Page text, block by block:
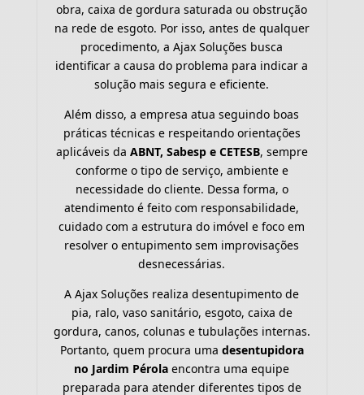
obra, caixa de gordura saturada ou obstrução
na rede de esgoto. Por isso, antes de qualquer
procedimento, a Ajax Soluções busca
identificar a causa do problema para indicar a
solução mais segura e eficiente.
Além disso, a empresa atua seguindo boas
práticas técnicas e respeitando orientações
aplicáveis da ABNT, Sabesp e CETESB, sempre
conforme o tipo de serviço, ambiente e
necessidade do cliente. Dessa forma, o
atendimento é feito com responsabilidade,
cuidado com a estrutura do imóvel e foco em
resolver o entupimento sem improvisações
desnecessárias.
A Ajax Soluções realiza desentupimento de
pia, ralo, vaso sanitário, esgoto, caixa de
gordura, canos, colunas e tubulações internas.
Portanto, quem procura uma desentupidora
no Jardim Pérola encontra uma equipe
preparada para atender diferentes tipos de